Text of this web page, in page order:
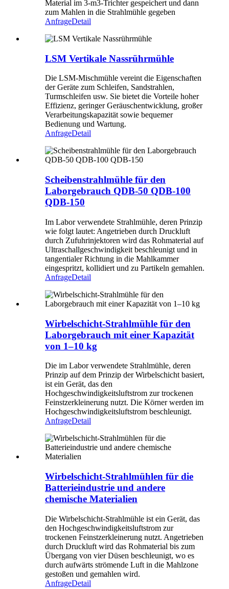
Material im 3-m3-Trichter gespeichert und dann
zum Mahlen in die Strahlmühle gegeben
AnfrageDetail
LSM Vertikale Nassrührmühle
Die LSM-Mischmühle vereint die Eigenschaften
der Geräte zum Schleifen, Sandstrahlen,
Turmschleifen usw. Sie bietet die Vorteile hoher
Effizienz, geringer Geräuschentwicklung, großer
Verarbeitungskapazität sowie bequemer
Bedienung und Wartung.
AnfrageDetail
Scheibenstrahlmühle für den
Laborgebrauch QDB-50 QDB-100
QDB-150
Im Labor verwendete Strahlmühle, deren Prinzip
wie folgt lautet: Angetrieben durch Druckluft
durch Zufuhrinjektoren wird das Rohmaterial auf
Ultraschallgeschwindigkeit beschleunigt und in
tangentialer Richtung in die Mahlkammer
eingespritzt, kollidiert und zu Partikeln gemahlen.
AnfrageDetail
Wirbelschicht-Strahlmühle für den
Laborgebrauch mit einer Kapazität
von 1–10 kg
Die im Labor verwendete Strahlmühle, deren
Prinzip auf dem Prinzip der Wirbelschicht basiert,
ist ein Gerät, das den
Hochgeschwindigkeitsluftstrom zur trockenen
Feinstzerkleinerung nutzt. Die Körner werden im
Hochgeschwindigkeitsluftstrom beschleunigt.
AnfrageDetail
Wirbelschicht-Strahlmühlen für die
Batterieindustrie und andere
chemische Materialien
Die Wirbelschicht-Strahlmühle ist ein Gerät, das
den Hochgeschwindigkeitsluftstrom zur
trockenen Feinstzerkleinerung nutzt. Angetrieben
durch Druckluft wird das Rohmaterial bis zum
Übergang von vier Düsen beschleunigt, wo es
durch aufwärts strömende Luft in die Mahlzone
gestoßen und gemahlen wird.
AnfrageDetail